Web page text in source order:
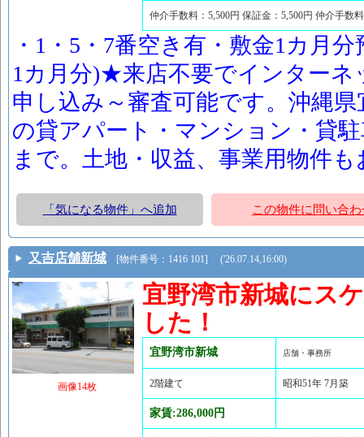
仲介手数料：5,500円 保証金：5,500円 仲介手
・1・5・7番空き有・敷金1カ月
1カ月分)★来店不要でインターネ
申し込み～審査可能です。沖縄
の貸アパート・マンション・貸
まで。土地・収益、事業用物件
「気になる物件」へ追加 この物件に問い合わ
又吉店舗新城 [物件番号：1416 101] ('26.07.14,16:00)
画像14枚
宜野湾市新城にス
した！
宜野湾市新城 店舗・事務所
2階建て 昭和51年 7月築
家賃:286,000円